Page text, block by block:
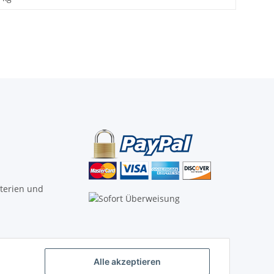
Alle akzeptieren
und